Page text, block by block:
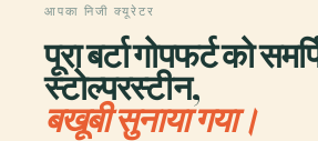
आपका निजी क्यूरेटर
पूरा बर्टा गोपफर्ट को
स्टोल्परस्टीन,
बखूबी सुनाया गया।